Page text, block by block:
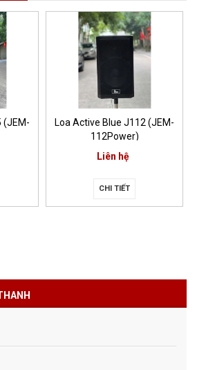
(JEM-
Loa kéo Blue B3215
10.500.000₫
MUA HÀNG